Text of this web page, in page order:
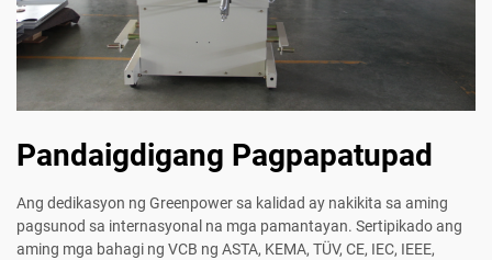
Pandaigdigang Pagpapatupad
Ang dedikasyon ng Greenpower sa kalidad ay nakikita sa aming
pagsunod sa internasyonal na mga pamantayan. Sertipikado ang
aming mga bahagi ng VCB ng ASTA, KEMA, TÜV, CE, IEC, IEEE,